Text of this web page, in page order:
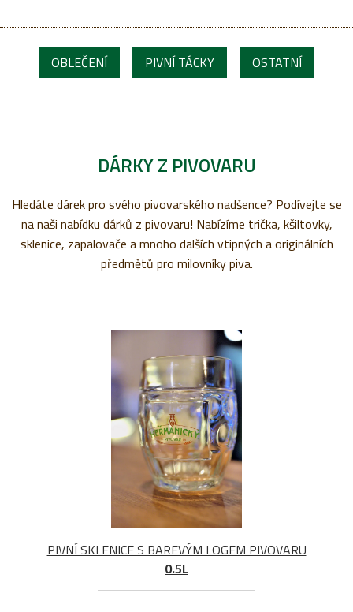
OBLEČENÍ PIVNÍ TÁCKY OSTATNÍ
DÁRKY Z PIVOVARU
Hledáte dárek pro svého pivovarského nadšence? Podívejte se
na naši nabídku dárků z pivovaru! Nabízíme trička, kšiltovky,
sklenice, zapalovače a mnoho dalších vtipných a originálních
předmětů pro milovníky piva.
PIVNÍ SKLENICE S BAREVÝM LOGEM PIVOVARU
0.5L